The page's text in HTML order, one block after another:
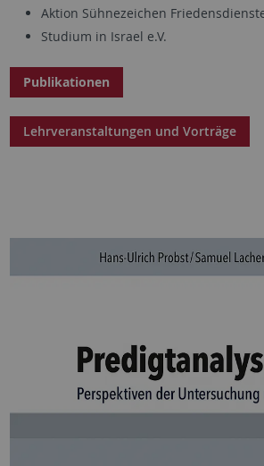
Aktion Sühnezeichen
Studium in Israel e.V.
Publikationen
Lehrveranstaltungen und Vorträge